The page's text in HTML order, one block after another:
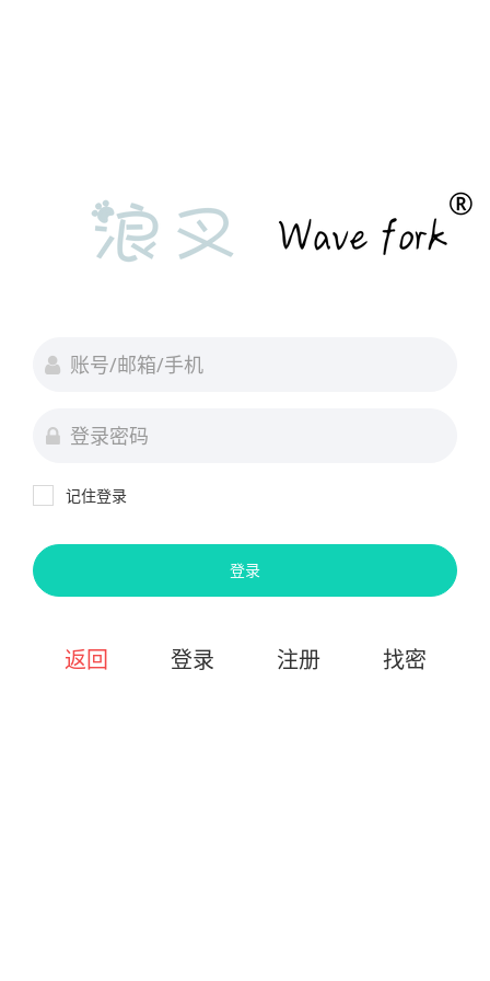
记住登录
登录
返回 登录 注册 找密